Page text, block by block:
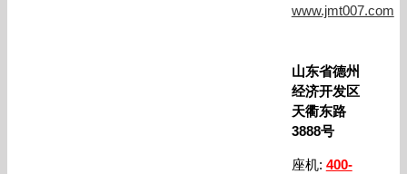
www.jmt007.com
山东省德州
经济开发区
天衢东路
3888号
座机: 400-